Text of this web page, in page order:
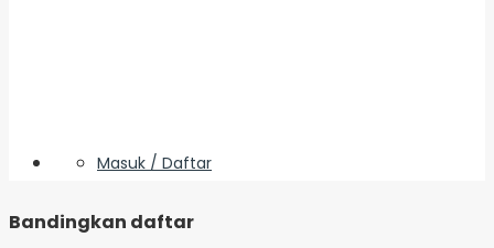
Masuk / Daftar
Bandingkan daftar